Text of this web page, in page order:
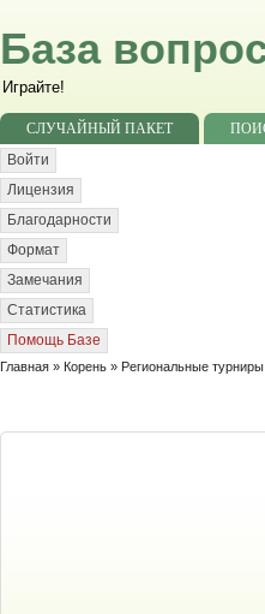
База
Играйте!
СЛУЧАЙНЫЙ ПАКЕТ
Войти
Лицензия
Благодарности
Формат
Замечания
Статистика
Помощь Базе
Главная » Корень » Региональные турниры